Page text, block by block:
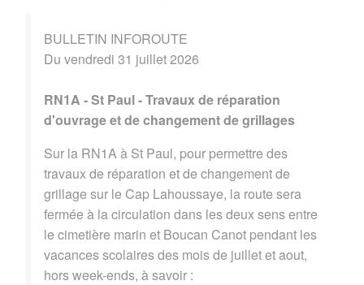
BULLETIN INFOROUTE
Du vendredi 31 juillet 2026
RN1A - St Paul - Travaux de réparation
d'ouvrage et de changement de grillages
Sur la RN1A à St Paul, pour permettre des
travaux de réparation et de changement de
grillage sur le Cap Lahoussaye, la route sera
fermée à la circulation dans les deux sens entre
le cimetière marin et Boucan Canot pendant les
vacances scolaires des mois de juillet et aout,
hors week-ends, à savoir :